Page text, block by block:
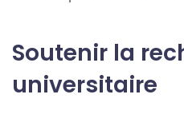
Soutenir la
universitaire